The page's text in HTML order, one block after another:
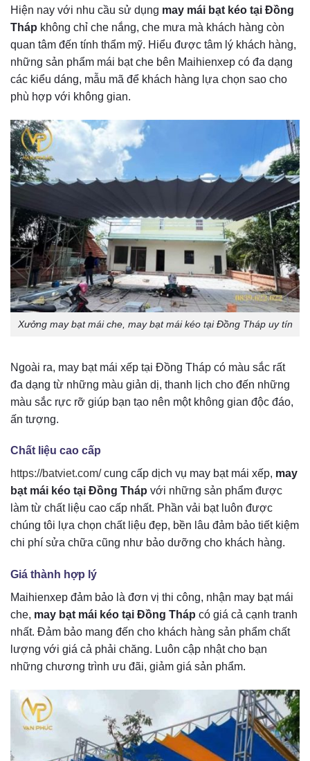
Hiện nay với nhu cầu sử dụng may mái bạt kéo tại Đồng
Tháp không chỉ che nắng, che mưa mà khách hàng còn
quan tâm đến tính thẩm mỹ. Hiểu được tâm lý khách hàng,
những sản phẩm mái bạt che bên Maihienxep có đa dạng
các kiểu dáng, mẫu mã để khách hàng lựa chọn sao cho
phù hợp với không gian.
Xưởng may bạt mái che, may bạt mái kéo tại Đồng Tháp uy tín
Ngoài ra, may bạt mái xếp tại Đồng Tháp có màu sắc rất
đa dạng từ những màu giản dị, thanh lịch cho đến những
màu sắc rực rỡ giúp bạn tạo nên một không gian độc đáo,
ấn tượng.
Chất liệu cao cấp
https://batviet.com/ cung cấp dịch vụ may bạt mái xếp, may
bạt mái kéo tại Đồng Tháp với những sản phẩm được
làm từ chất liệu cao cấp nhất. Phần vải bạt luôn được
chúng tôi lựa chọn chất liệu đẹp, bền lâu đảm bảo tiết kiệm
chi phí sửa chữa cũng như bảo dưỡng cho khách hàng.
Giá thành hợp lý
Maihienxep đảm bảo là đơn vị thi công, nhận may bạt mái
che, may bạt mái kéo tại Đồng Tháp có giá cả cạnh tranh
nhất. Đảm bảo mang đến cho khách hàng sản phẩm chất
lượng với giá cả phải chăng. Luôn cập nhật cho bạn
những chương trình ưu đãi, giảm giá sản phẩm.